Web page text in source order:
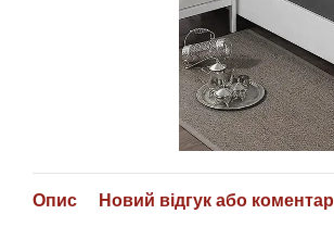
Опис Новий відгук або коментар